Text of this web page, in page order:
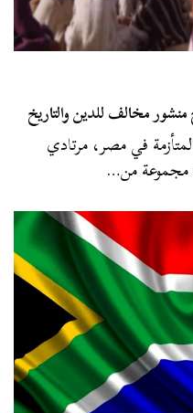
مخالف للدين والتاريخ
في مصر، مرتادي
مجموعة من…